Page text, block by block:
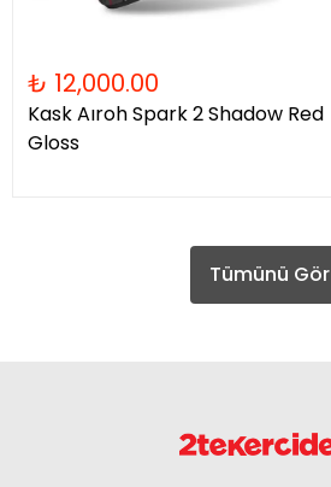
₺ 12,000.00
Kask Aıroh Spark 2 Shadow Red
Gloss
Tümünü Gör